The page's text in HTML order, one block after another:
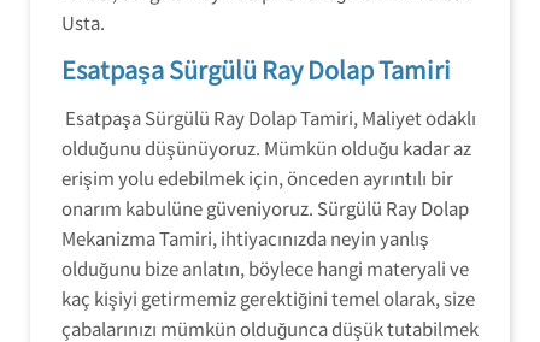
Usta.
Esatpaşa Sürgülü Ray Dolap Tamiri
Esatpaşa Sürgülü Ray Dolap Tamiri, Maliyet odaklı
olduğunu düşünüyoruz. Mümkün olduğu kadar az
erişim yolu edebilmek için, önceden ayrıntılı bir
onarım kabulüne güveniyoruz. Sürgülü Ray Dolap
Mekanizma Tamiri, ihtiyacınızda neyin yanlış
olduğunu bize anlatın, böylece hangi materyali ve
kaç kişiyi getirmemiz gerektiğini temel olarak, size
çabalarınızı mümkün olduğunca düşük tutabilmek